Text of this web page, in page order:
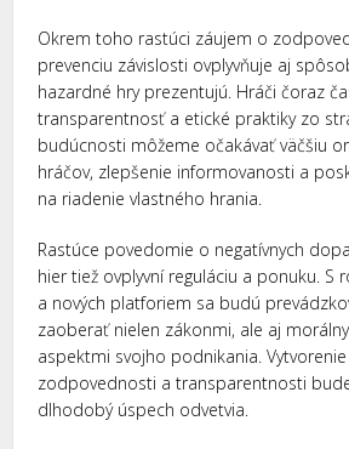
Okrem toho rastúci záujem o
prevenciu závislosti ovplyvňuje aj
hazardné hry prezentujú. Hráči čoraz
transparentnosť a etické praktiky zo
budúcnosti môžeme očakávať väčšiu
hráčov, zlepšenie informovanosti a
na riadenie vlastného hrania.
Rastúce povedomie o negatívnych
hier tiež ovplyvní reguláciu a ponuku. S
a nových platforiem sa budú
zaoberať nielen zákonmi, ale aj
aspektmi svojho podnikania.
zodpovednosti a transparentnosti
dlhodobý úspech odvetvia.